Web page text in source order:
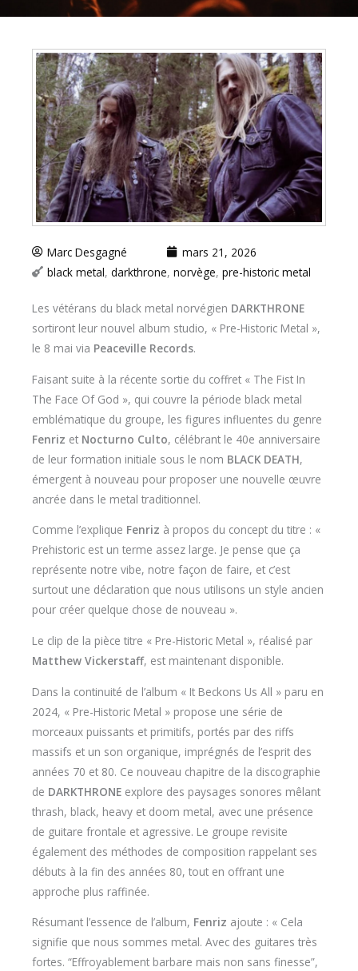
Marc Desgagné
mars 21, 2026
black metal, darkthrone, norvège, pre-historic metal
Les vétérans du black metal norvégien DARKTHRONE
sortiront leur nouvel album studio, « Pre-Historic Metal »,
le 8 mai via Peaceville Records.
Faisant suite à la récente sortie du coffret « The Fist In
The Face Of God », qui couvre la période black metal
emblématique du groupe, les figures influentes du genre
Fenriz et Nocturno Culto, célébrant le 40e anniversaire
de leur formation initiale sous le nom BLACK DEATH,
émergent à nouveau pour proposer une nouvelle œuvre
ancrée dans le metal traditionnel.
Comme l’explique Fenriz à propos du concept du titre : «
Prehistoric est un terme assez large. Je pense que ça
représente notre vibe, notre façon de faire, et c’est
surtout une déclaration que nous utilisons un style ancien
pour créer quelque chose de nouveau ».
Le clip de la pièce titre « Pre-Historic Metal », réalisé par
Matthew Vickerstaff, est maintenant disponible.
Dans la continuité de l’album « It Beckons Us All » paru en
2024, « Pre-Historic Metal » propose une série de
morceaux puissants et primitifs, portés par des riffs
massifs et un son organique, imprégnés de l’esprit des
années 70 et 80. Ce nouveau chapitre de la discographie
de DARKTHRONE explore des paysages sonores mêlant
thrash, black, heavy et doom metal, avec une présence
de guitare frontale et agressive. Le groupe revisite
également des méthodes de composition rappelant ses
débuts à la fin des années 80, tout en offrant une
approche plus raffinée.
Résumant l’essence de l’album, Fenriz ajoute : « Cela
signifie que nous sommes metal. Avec des guitares très
fortes. “Effroyablement barbare mais non sans finesse”,